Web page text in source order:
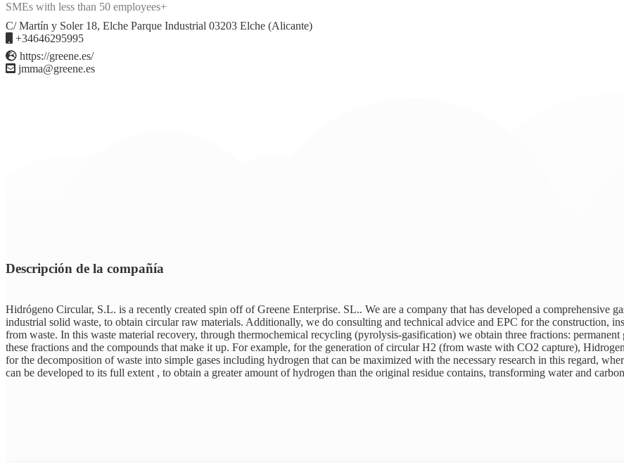
SMEs with less than 50 employees+
C/ Martín y Soler 18, Elche Parque Industrial 03203 Elche (Alicante)
+34646295995
https://greene.es/
jmma@greene.es
Descripción de la compañía
Hidrógeno Circular, S.L. is a recently created spin off of Greene Enterprise. SL.. We are a company that has developed a comprehensive
industrial solid waste, to obtain circular raw materials. Additionally, we do consulting and technical advice and EPC for the construction,
from waste. In this waste material recovery, through thermochemical recycling (pyrolysis-gasification) we obtain three fractions:
these fractions and the compounds that make it up. For example, for the generation of circular H2 (from waste with CO2 capture),
for the decomposition of waste into simple gases including hydrogen that can be maximized with the necessary research in this regard,
can be developed to its full extent , to obtain a greater amount of hydrogen than the original residue contains, transforming water and